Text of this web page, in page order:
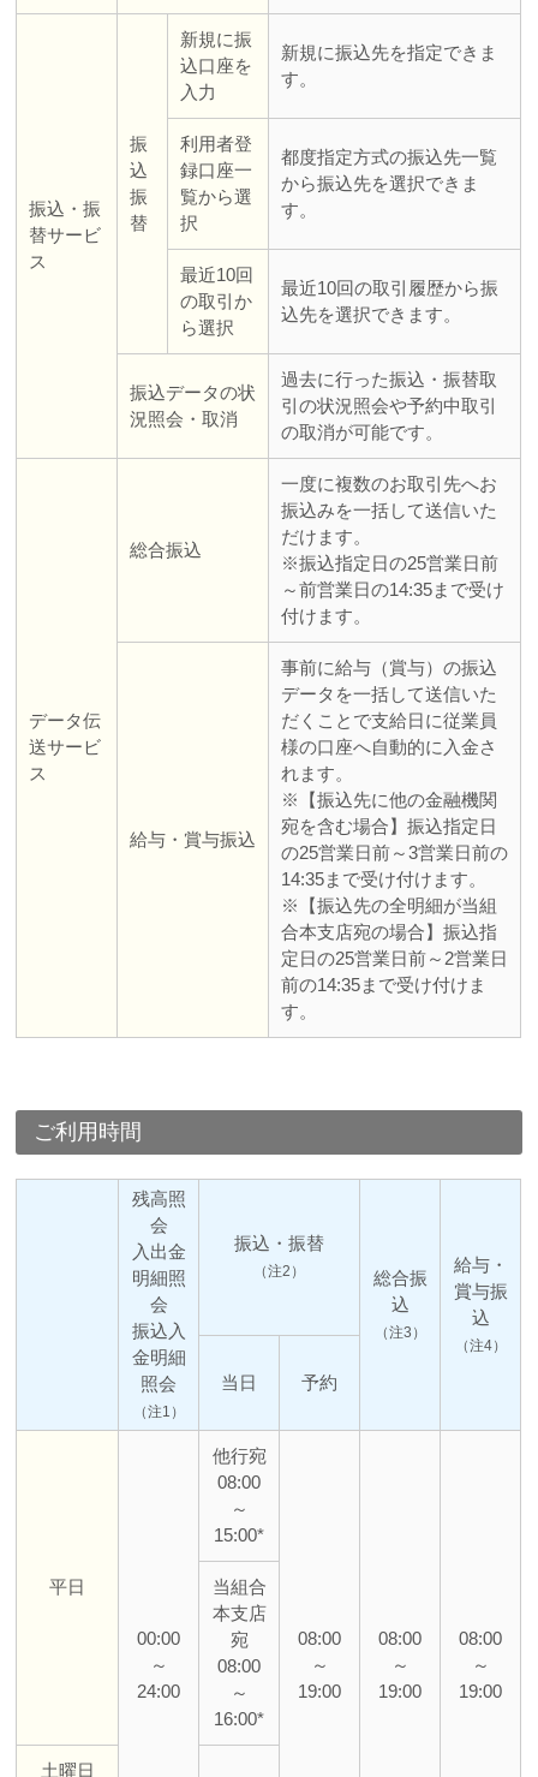
振込・振
替サービ
ス
振
込
振
替
新規に振
込口座を
入力
新規に振込先を指定できま
す。
利用者登
録口座一
覧から選
択
都度指定方式の振込先一覧
から振込先を選択できま
す。
最近10回
の取引か
ら選択
最近10回の取引履歴から振
込先を選択できます。
振込データの状
況照会・取消
過去に行った振込・振替取
引の状況照会や予約中取引
の取消が可能です。
データ伝
送サービ
ス
総合振込
一度に複数のお取引先へお
振込みを一括して送信いた
だけます。
※振込指定日の25営業日前
～前営業日の14:35まで受け
付けます。
給与・賞与振込
事前に給与（賞与）の振込
データを一括して送信いた
だくことで支給日に従業員
様の口座へ自動的に入金さ
れます。
※【振込先に他の金融機関
宛を含む場合】振込指定日
の25営業日前～3営業日前の
14:35まで受け付けます。
※【振込先の全明細が当組
合本支店宛の場合】振込指
定日の25営業日前～2営業日
前の14:35まで受け付けま
す。
ご利用時間
残高照
会
入出金
明細照
会
振込入
金明細
照会
（注1）
振込・振替
（注2）
総合振
込
（注3）
給与・
賞与振
込
（注4）
当日 予約
平日
00:00
～
24:00
他行宛
08:00
～
15:00*
08:00
～
19:00
08:00
～
19:00
08:00
～
19:00
当組合
本支店
宛
08:00
～
16:00*
土曜日